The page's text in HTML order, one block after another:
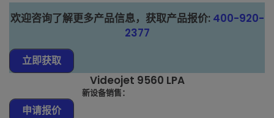
欢迎咨询了解更多产品信息，获取产品报价: 400-920-
2377
立即获取
Videojet 9560 LPA
新设备销售：
申请报价